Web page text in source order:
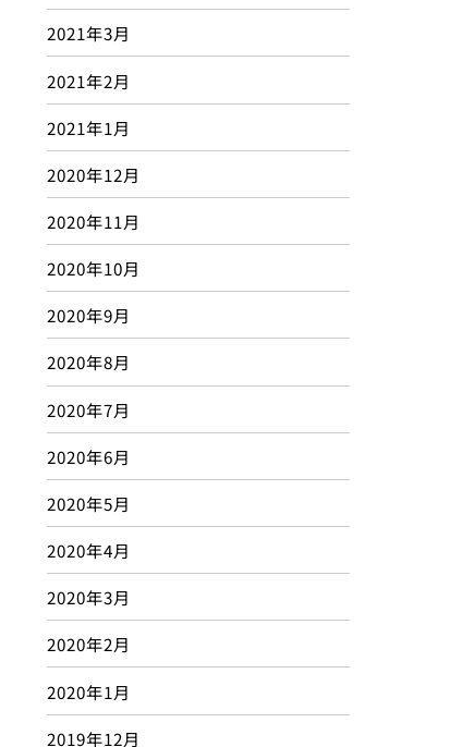
2021年3月
2021年2月
2021年1月
2020年12月
2020年11月
2020年10月
2020年9月
2020年8月
2020年7月
2020年6月
2020年5月
2020年4月
2020年3月
2020年2月
2020年1月
2019年12月